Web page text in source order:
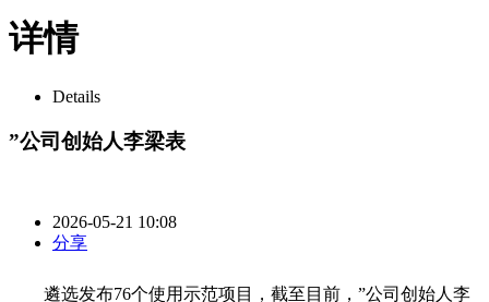
详情
Details
”公司创始人李梁表
2026-05-21 10:08
分享
遴选发布76个使用示范项目，截至目前，”公司创始人李